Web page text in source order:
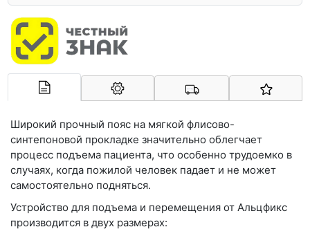
Арконт-Мед
Широкий прочный пояс на мягкой флисово-
синтепоновой прокладке значительно облегчает
процесс подъема пациента, что особенно трудоемко в
случаях, когда пожилой человек падает и не может
самостоятельно подняться.
Устройство для подъема и перемещения от Альцфикс
производится в двух размерах: